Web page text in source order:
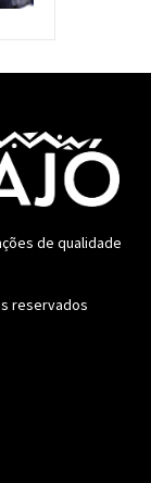
de qualidade
reservados